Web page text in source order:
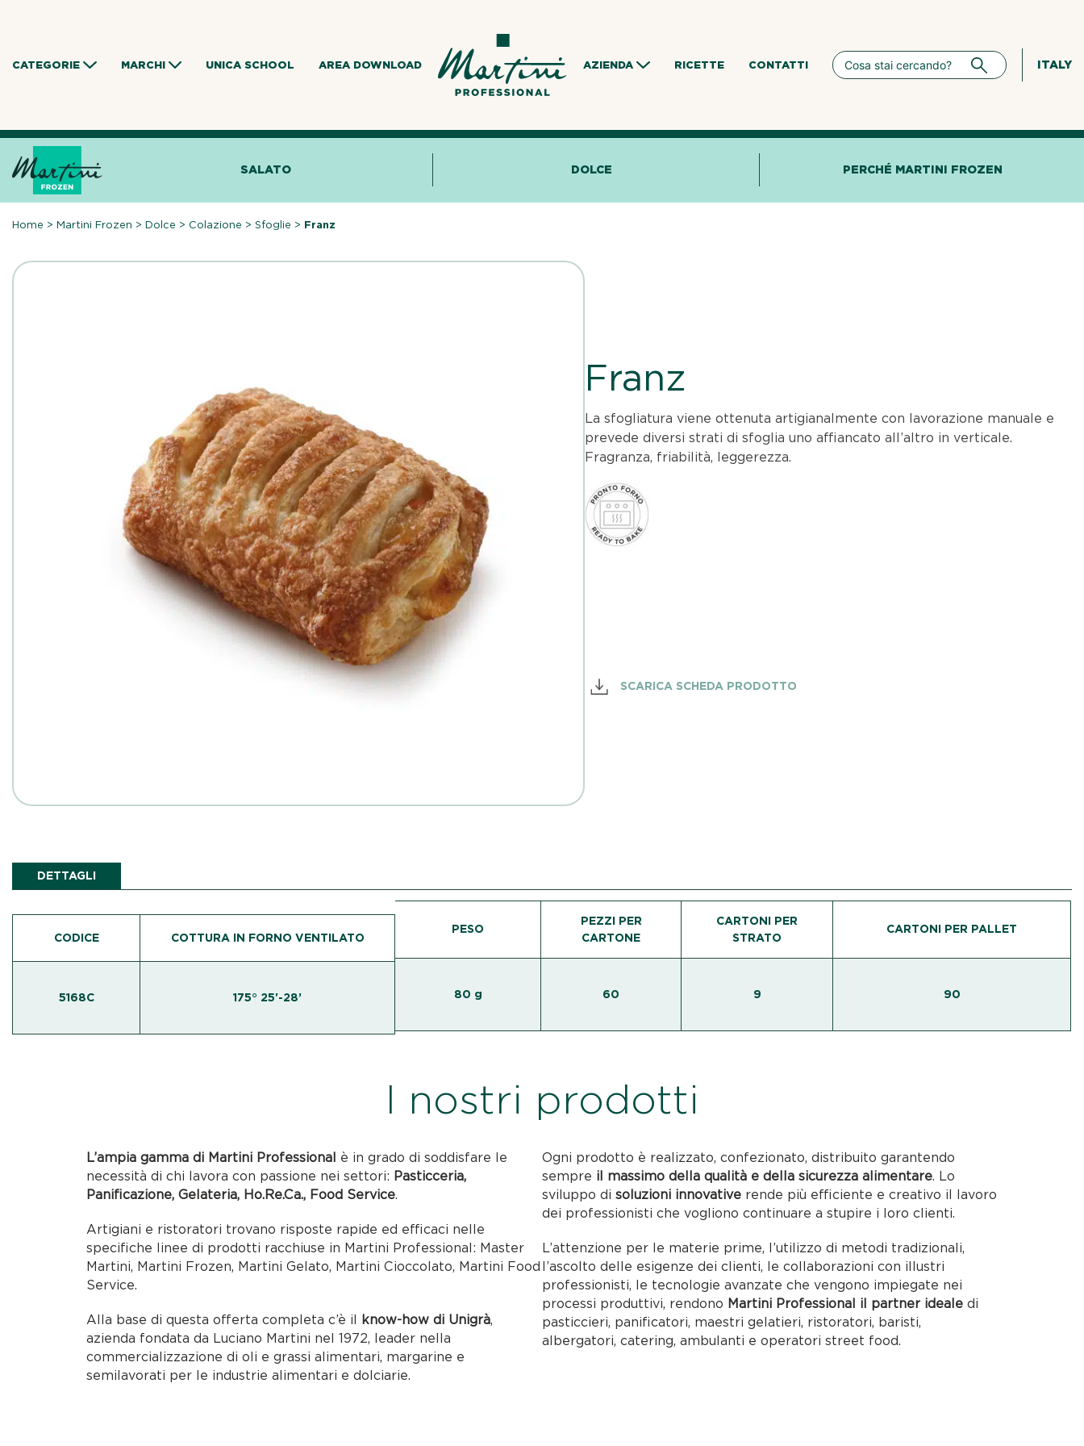
CATEGORIE MARCHI UNICA SCHOOL AREA DOWNLOAD AZIENDA RICETTE CONTATTI ITALY
SALATO DOLCE PERCHÉ MARTINI FROZEN
Home >Martini Frozen >Dolce > Colazione >Sfoglie > Franz
Franz
La sfogliatura viene ottenuta artigianalmente con lavorazione manuale e
prevede diversi strati di sfoglia uno affiancato all’altro in verticale.
Fragranza, friabilità, leggerezza.
SCARICA SCHEDA PRODOTTO
DETTAGLI
CODICE COTTURA IN FORNO VENTILATO
5168C 175° 25'-28’
PESO
PEZZI PER
CARTONE
CARTONI PER
STRATO
CARTONI PER PALLET
80 g 60 9 90
I nostri prodotti
L’ampia gamma di Martini Professional è in grado di soddisfare le
necessità di chi lavora con passione nei settori: Pasticceria,
Panificazione, Gelateria, Ho.Re.Ca., Food Service.
Artigiani e ristoratori trovano risposte rapide ed efficaci nelle
specifiche linee di prodotti racchiuse in Martini Professional: Master
Martini, Martini Frozen, Martini Gelato, Martini Cioccolato, Martini Food
Service.
Alla base di questa offerta completa c’è il know-how di Unigrà,
azienda fondata da Luciano Martini nel 1972, leader nella
commercializzazione di oli e grassi alimentari, margarine e
semilavorati per le industrie alimentari e dolciarie.
Ogni prodotto è realizzato, confezionato, distribuito garantendo
sempre il massimo della qualità e della sicurezza alimentare. Lo
sviluppo di soluzioni innovative rende più efficiente e creativo il lavoro
dei professionisti che vogliono continuare a stupire i loro clienti.
L’attenzione per le materie prime, l’utilizzo di metodi tradizionali,
l’ascolto delle esigenze dei clienti, le collaborazioni con illustri
professionisti, le tecnologie avanzate che vengono impiegate nei
processi produttivi, rendono Martini Professional il partner ideale di
pasticcieri, panificatori, maestri gelatieri, ristoratori, baristi,
albergatori, catering, ambulanti e operatori street food.